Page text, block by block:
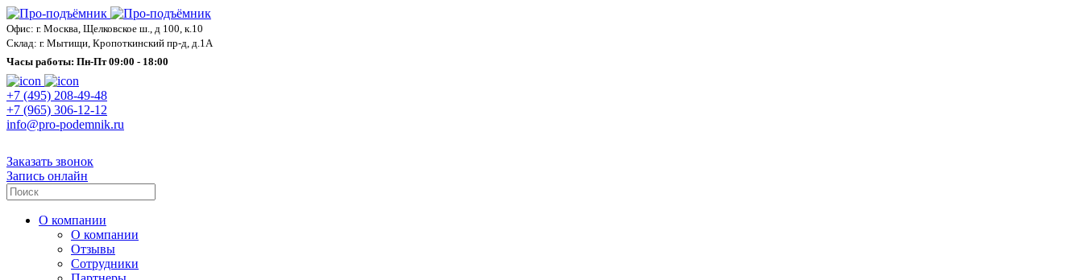
Офис: г. Москва, Щелковское ш., д 100, к.10
Склад: г. Мытищи, Кропоткинский пр-д, д.1А
Часы работы: Пн-Пт 09:00 - 18:00
+7 (495) 208-49-48
+7 (965) 306-12-12
info@pro-podemnik.ru
Заказать звонок
Запись онлайн
О компании
О компании
Отзывы
Сотрудники